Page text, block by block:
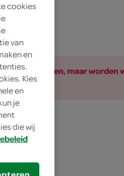
de producten, maar worden
cookies
van
en
Kies
en
je
die wij